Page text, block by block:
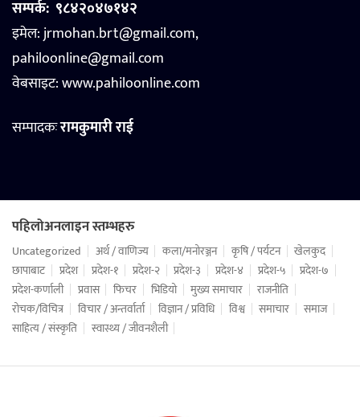
सम्पर्क: ९८४२०४७१४२
इमेल: jrmohan.brt@gmail.com,
pahiloonline@gmail.com
वेबसाइट:www.pahiloonline.com
सम्पादकःरामकुमारी राई
पहिलोअनलाइन स्तम्भहरु
Uncategorized अर्थ / वाणिज्य कला/मनोरञ्जन कृषि / पर्यटन
खेलकुद
छापाबाट
प्रदेश प्रदेश-१ प्रदेश-२ प्रदेश-३ प्रदेश-४ प्रदेश-५
प्रदेश-७
प्रदेश-कर्णाली
प्रवास फिचर भिडियो मुख्य समाचार
राजनीति
रोचक/विचित्र
विचार / अन्तर्वार्ता विज्ञान / प्रविधि विश्व समाचार
समाज
साहित्य / संस्कृति
स्वास्थ्य / जीवनशैली